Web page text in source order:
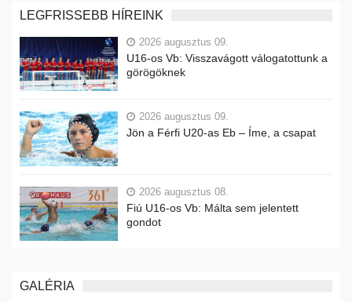
LEGFRISSEBB HÍREINK
2026 augusztus 09.
U16-os Vb: Visszavágott válogatottunk a
görögöknek
2026 augusztus 09.
Jön a Férfi U20-as Eb – Íme, a csapat
2026 augusztus 08.
Fiú U16-os Vb: Málta sem jelentett
gondot
GALÉRIA